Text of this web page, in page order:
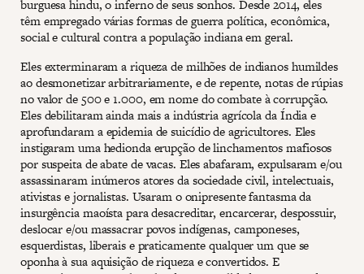
burguesa hindu, o inferno de seus sonhos. Desde 2014, eles
têm empregado várias formas de guerra política, econômica,
social e cultural contra a população indiana em geral.
Eles exterminaram a riqueza de milhões de indianos humildes
ao desmonetizar arbitrariamente, e de repente, notas de rúpias
no valor de 500 e 1.000, em nome do combate à corrupção.
Eles debilitaram ainda mais a indústria agrícola da Índia e
aprofundaram a epidemia de suicídio de agricultores. Eles
instigaram uma hedionda erupção de linchamentos mafiosos
por suspeita de abate de vacas. Eles abafaram, expulsaram e/ou
assassinaram inúmeros atores da sociedade civil, intelectuais,
ativistas e jornalistas. Usaram o onipresente fantasma da
insurgência maoísta para desacreditar, encarcerar, despossuir,
deslocar e/ou massacrar povos indígenas, camponeses,
esquerdistas, liberais e praticamente qualquer um que se
oponha à sua aquisição de riqueza e convertidos. E